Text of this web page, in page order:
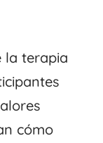
la terapia
cómo